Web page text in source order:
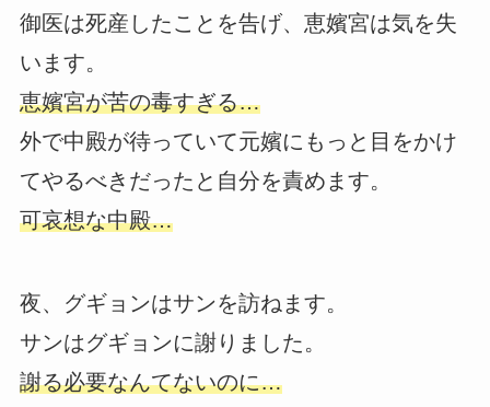
御医は死産したことを告げ、恵嬪宮は気を失
います。
恵嬪宮が苦の毒すぎる…
外で中殿が待っていて元嬪にもっと目をかけ
てやるべきだったと自分を責めます。
可哀想な中殿…
夜、グギョンはサンを訪ねます。
サンはグギョンに謝りました。
謝る必要なんてないのに…